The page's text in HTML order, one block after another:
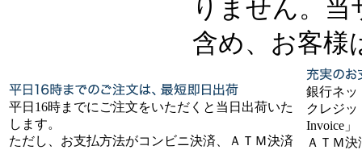
りません。
含め、お客様
平日16時までにご注文をいただくと当日出荷いた
します。
ただし、お支払方法がコンビニ決済、ＡＴＭ決済
銀行ネッ
クレジッ
Invoice」
ＡＴＭ